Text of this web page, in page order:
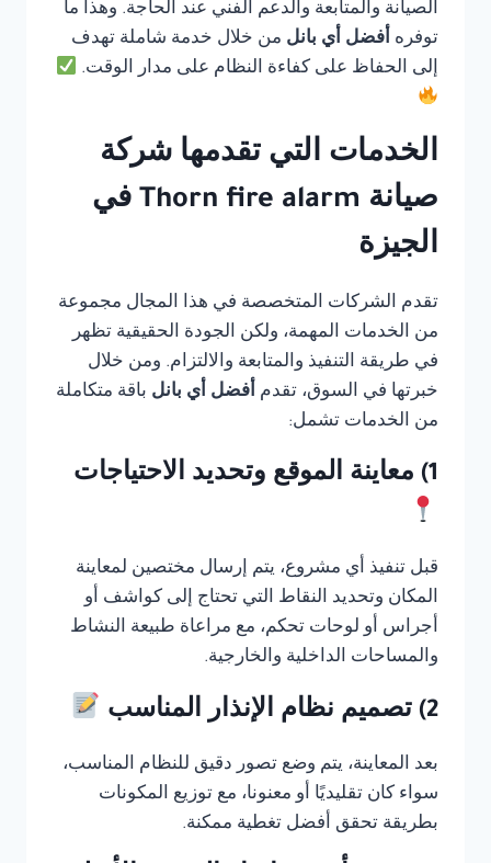
الصيانة والمتابعة والدعم الفني عند الحاجة. وهذا ما
توفره أفضل أي بانل من خلال خدمة شاملة تهدف
إلى الحفاظ على كفاءة النظام على مدار الوقت.
الخدمات التي تقدمها شركة
صيانة Thorn fire alarm في
الجيزة
تقدم الشركات المتخصصة في هذا المجال مجموعة
من الخدمات المهمة، ولكن الجودة الحقيقية تظهر
في طريقة التنفيذ والمتابعة والالتزام. ومن خلال
خبرتها في السوق، تقدم أفضل أي بانل باقة متكاملة
من الخدمات تشمل:
1) معاينة الموقع وتحديد الاحتياجات
قبل تنفيذ أي مشروع، يتم إرسال مختصين لمعاينة
المكان وتحديد النقاط التي تحتاج إلى كواشف أو
أجراس أو لوحات تحكم، مع مراعاة طبيعة النشاط
والمساحات الداخلية والخارجية.
2) تصميم نظام الإنذار المناسب
بعد المعاينة، يتم وضع تصور دقيق للنظام المناسب،
سواء كان تقليديًا أو معنونا، مع توزيع المكونات
بطريقة تحقق أفضل تغطية ممكنة.